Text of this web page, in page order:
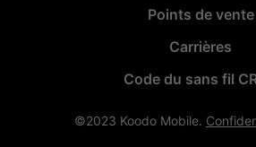
Points de vente
Carrières
Code du sans fil
©2023 Koodo Mobile.